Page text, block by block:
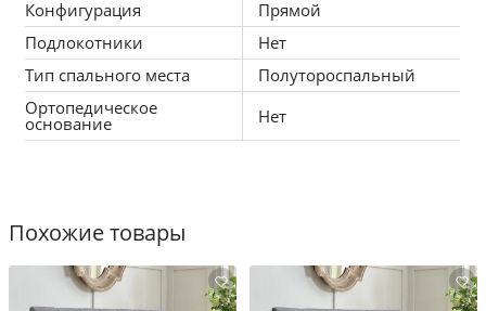
Конфигурация
Прямой
Подлокотники
Нет
Тип спального места
Полутороспальный
Ортопедическое
основание Нет
Похожие товары